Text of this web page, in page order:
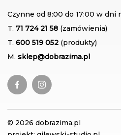
Czynne od 8:00 do 17:00 w dni
T. 71 724 21 58 (zamówienia)
T. 600 519 052 (produkty)
M. sklep@dobrazima.pl
© 2026 dobrazima.pl